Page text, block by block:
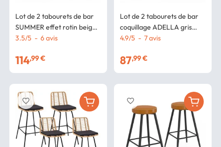
Lot de 2 tabourets de bar
SUMMER effet rotin beige
pied metal noir avec
3.5/5 - 6avis
114,99 €
favorite_border
Lot de 2 tabourets de bar
coquillage ADELLA gris
anthracite en velours pieds
4.9/5 - 7avis
87,99 €
favorite_border